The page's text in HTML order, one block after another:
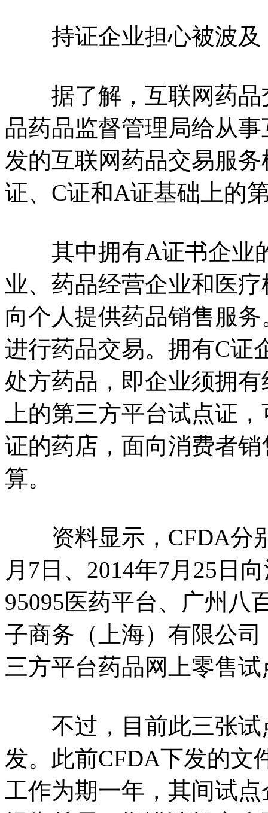
持证企业担心被波及
据了解，互联网药品
品药品监督管理局给从
发的互联网药品交易服
证、C证和A证基础上的
其中拥有A证书企业
业、药品经营企业和医
向个人提供药品销售服
进行药品交易。拥有C证
处方药品，即企业须拥
上的第三方平台试点证
证的药店，面向消费者
算。
资料显示，CFDA分别
月7日、2014年7月25日
95095医药平台、广州八
子商务（上海）有限公
三方平台药品网上零售试
不过，目前此三张试
发。此前CFDA下发的文
工作为期一年，其间试